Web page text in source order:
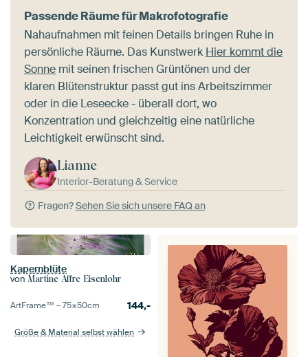
Passende Räume für Makrofotografie
Nahaufnahmen mit feinen Details bringen Ruhe in
persönliche Räume. Das Kunstwerk Hier kommt die
Sonne mit seinen frischen Grüntönen und der
klaren Blütenstruktur passt gut ins Arbeitszimmer
oder in die Leseecke - überall dort, wo
Konzentration und gleichzeitig eine natürliche
Leichtigkeit erwünscht sind.
Lianne
Interior-Beratung & Service
Fragen?Sehen Sie sich unsere FAQ an
Kapernblüte
von Martine Affre Eisenlohr
ArtFrame™ –75×50cm 144,-
Größe & Material selbst wählen